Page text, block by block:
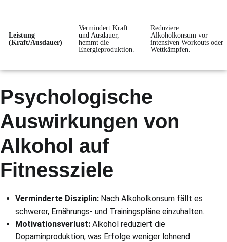
Leistung
(Kraft/Ausdauer)
Vermindert Kraft
und Ausdauer,
hemmt die
Energieproduktion.
Reduziere
Alkoholkonsum vor
intensiven Workouts oder
Wettkämpfen.
Psychologische
Auswirkungen von
Alkohol auf
Fitnessziele
Verminderte Disziplin: Nach Alkoholkonsum fällt es
schwerer, Ernährungs- und Trainingspläne einzuhalten.
Motivationsverlust: Alkohol reduziert die
Dopaminproduktion, was Erfolge weniger lohnend